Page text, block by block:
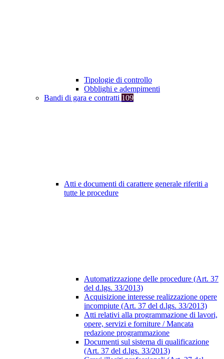
Tipologie di controllo
Obblighi e adempimenti
Bandi di gara e contratti 109
Atti e documenti di carattere generale riferiti a
tutte le procedure
Automatizzazione delle procedure (Art. 37
del d.lgs. 33/2013)
Acquisizione interesse realizzazione opere
incompiute (Art. 37 del d.lgs. 33/2013)
Atti relativi alla programmazione di lavori,
opere, servizi e forniture / Mancata
redazione programmazione
Documenti sul sistema di qualificazione
(Art. 37 del d.lgs. 33/2013)